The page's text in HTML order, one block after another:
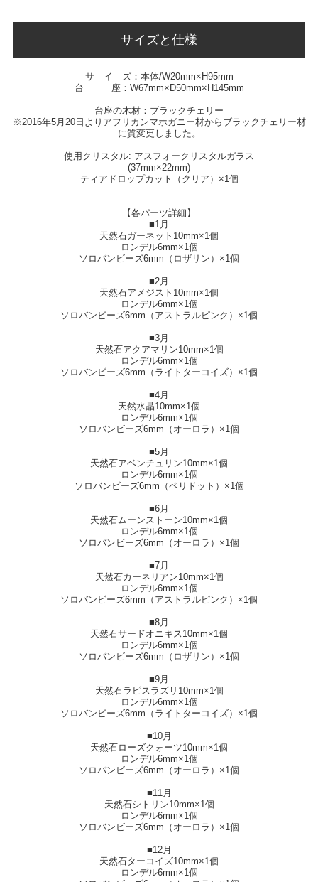
サイズと仕様
サ イ ズ：本体/W20mm×H95mm
台 座：W67mm×D50mm×H145mm
台座の木材：ブラックチェリー
※2016年5月20日よりアフリカンマホガニー材からブラックチェリー材
に質変更しました。
使用クリスタル: アスフォークリスタルガラス
(37mm×22mm)
ティアドロップカット（クリア）×1個
【各パーツ詳細】
■1月
天然石ガーネット10mm×1個
ロンデル6mm×1個
ソロバンビーズ6mm（ロザリン）×1個
■2月
天然石アメジスト10mm×1個
ロンデル6mm×1個
ソロバンビーズ6mm（アストラルピンク）×1個
■3月
天然石アクアマリン10mm×1個
ロンデル6mm×1個
ソロバンビーズ6mm（ライトターコイズ）×1個
■4月
天然水晶10mm×1個
ロンデル6mm×1個
ソロバンビーズ6mm（オーロラ）×1個
■5月
天然石アベンチュリン10mm×1個
ロンデル6mm×1個
ソロバンビーズ6mm（ペリドット）×1個
■6月
天然石ムーンストーン10mm×1個
ロンデル6mm×1個
ソロバンビーズ6mm（オーロラ）×1個
■7月
天然石カーネリアン10mm×1個
ロンデル6mm×1個
ソロバンビーズ6mm（アストラルピンク）×1個
■8月
天然石サードオニキス10mm×1個
ロンデル6mm×1個
ソロバンビーズ6mm（ロザリン）×1個
■9月
天然石ラピスラズリ10mm×1個
ロンデル6mm×1個
ソロバンビーズ6mm（ライトターコイズ）×1個
■10月
天然石ローズクォーツ10mm×1個
ロンデル6mm×1個
ソロバンビーズ6mm（オーロラ）×1個
■11月
天然石シトリン10mm×1個
ロンデル6mm×1個
ソロバンビーズ6mm（オーロラ）×1個
■12月
天然石ターコイズ10mm×1個
ロンデル6mm×1個